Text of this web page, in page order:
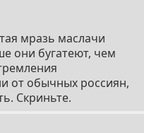
мразь маслачи
они бугатеют, чем
от обычных россиян,
Скриньте.